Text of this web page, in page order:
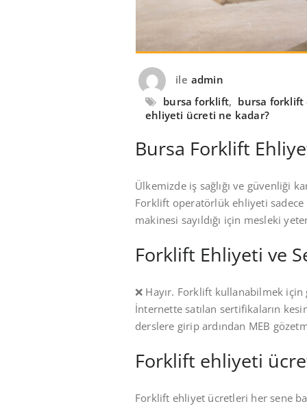
ile admin
bursa forklift, bursa
ehliyeti ücreti ne kadar?
Bursa Forklift
Ülkemizde iş sağlığı ve güvenliği
Forklift operatörlük ehliyeti sadece
makinesi sayıldığı için mesleki
Forklift Ehliyeti ve
❌ Hayır. Forklift kullanabilmek
İnternette satılan sertifikaların
derslere girip ardından MEB
Forklift ehliyeti
Forklift ehliyet ücretleri her sene